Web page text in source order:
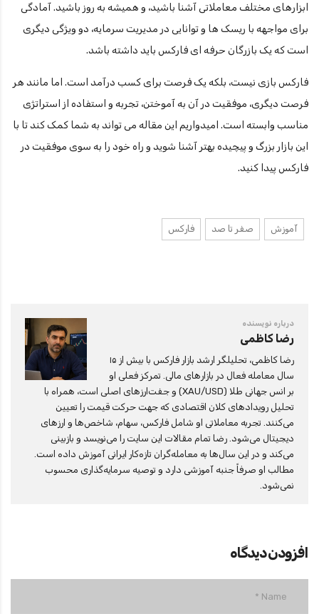
ابزارهای مختلف معاملاتی آشنا باشید، و همیشه به روز باشید. آمادگی
برای مواجهه با ریسک ها و توانایی در مدیریت سرمایه، دو ویژگی دیگری
است که یک بازرگان حرفه ای فارکس باید داشته باشد.
فارکس بازی نیست، بلکه یک فرصت برای کسب درآمد است. اما مانند هر
فرصت دیگری، موفقیت در آن به آموختن، تجربه و استفاده از استراتژی
مناسب وابسته است. امیدواریم این مقاله می تواند به شما کمک کند تا با
این بازار بزرگ و پیچیده بهتر آشنا شوید و راه خود را به سوی موفقیت در
فارکس پیدا کنید.
آموزش صفر تا صد فارکس
درباره نویسنده
رضا کاظمی
رضا کاظمی، تحلیلگر ارشد بازار فارکس با بیش از ۱۵
سال معامله فعال در بازارهای مالی. تمرکز فعلی او
بر انس جهانی طلا (XAU/USD) و جفت‌ارزهای اصلی است، همراه با
تحلیل رویدادهای کلان اقتصادی که جهت حرکت قیمت را تعیین
می‌کنند. تجربه معاملاتی او شامل فارکس، سهام، شاخص‌ها و ارزهای
دیجیتال می‌شود. رضا تمام مقالات این سایت را می‌نویسد و بازبینی
می‌کند و در این سال‌ها به معامله‌گران تازه‌کار ایرانی آموزش داده است.
مطالب او صرفاً جنبه آموزشی دارد و توصیه سرمایه‌گذاری محسوب
نمی‌شود.
افزودن دیدگاه